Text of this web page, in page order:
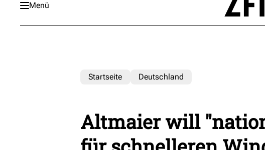
Menü
Startseite Deutschland
Altmaier will